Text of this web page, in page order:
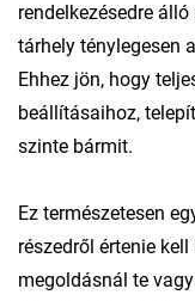
rendelkezésedre
tárhely ténylegesen
Ehhez jön, hogy
beállításaihoz,
szinte bármit.
Ez természetesen
részedről értenie
megoldásnál te